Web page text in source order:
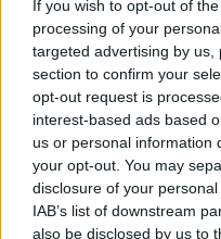
If you wish to opt-out of
processing of your
targeted advertising by
section to confirm your
opt-out request is
interest-based ads based
us or personal information
your opt-out. You may
disclosure of your
IAB’s list of downstream
also be disclosed by us to
Vaizdai iš tragiškos
vaiko gyvybių išgelbėti
Žinios | Lietuvos diena